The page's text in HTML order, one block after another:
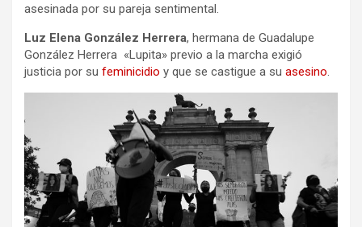
asesinada por su pareja sentimental.
Luz Elena González Herrera, hermana de Guadalupe
González Herrera «Lupita» previo a la marcha exigió
justicia por su feminicidio y que se castigue a su asesino.